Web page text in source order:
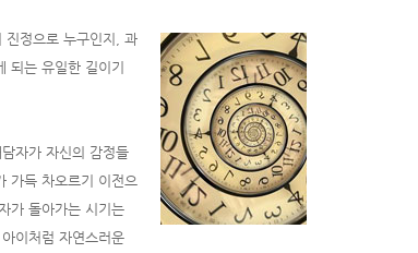
진정으로 누구인지, 과
되는 유일한 길이기
자가 자신의 감정들
가득 차오르기 이전으
가 돌아가는 시기는
이처럼 자연스러운